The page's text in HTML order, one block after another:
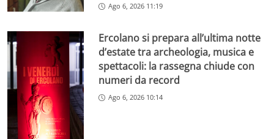
Ago 6, 2026 11:19
Ercolano si prepara all’ultima notte
d’estate tra archeologia, musica e
spettacoli: la rassegna chiude con
numeri da record
Ago 6, 2026 10:14